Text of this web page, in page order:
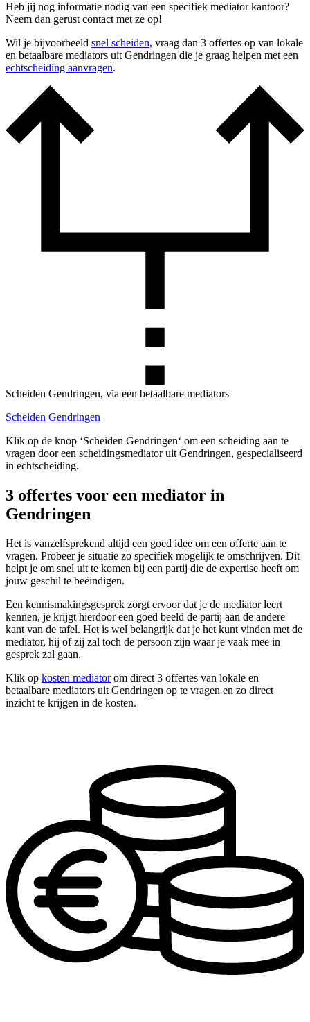
Heb jij nog informatie nodig van een specifiek mediator kantoor?
Neem dan gerust contact met ze op!
Wil je bijvoorbeeld snel scheiden, vraag dan 3 offertes op van lokale
en betaalbare mediators uit Gendringen die je graag helpen met een
echtscheiding aanvragen.
Scheiden Gendringen, via een betaalbare mediators
Scheiden Gendringen
Klik op de knop ‘Scheiden Gendringen‘ om een scheiding aan te
vragen door een scheidingsmediator uit Gendringen, gespecialiseerd
in echtscheiding.
3 offertes voor een mediator in
Gendringen
Het is vanzelfsprekend altijd een goed idee om een offerte aan te
vragen. Probeer je situatie zo specifiek mogelijk te omschrijven. Dit
helpt je om snel uit te komen bij een partij die de expertise heeft om
jouw geschil te beëindigen.
Een kennismakingsgesprek zorgt ervoor dat je de mediator leert
kennen, je krijgt hierdoor een goed beeld de partij aan de andere
kant van de tafel. Het is wel belangrijk dat je het kunt vinden met de
mediator, hij of zij zal toch de persoon zijn waar je vaak mee in
gesprek zal gaan.
Klik op kosten mediatorom direct 3 offertes van lokale en
betaalbare mediators uit Gendringen op te vragen en zo direct
inzicht te krijgen in de kosten.